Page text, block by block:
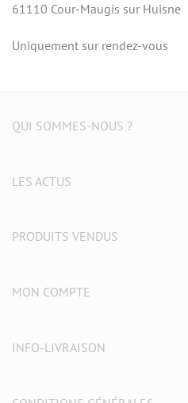
61110 Cour-Maugis sur Huisne
Uniquement sur rendez-vous
QUI SOMMES-NOUS ?
LES ACTUS
PRODUITS VENDUS
MON COMPTE
INFO-LIVRAISON